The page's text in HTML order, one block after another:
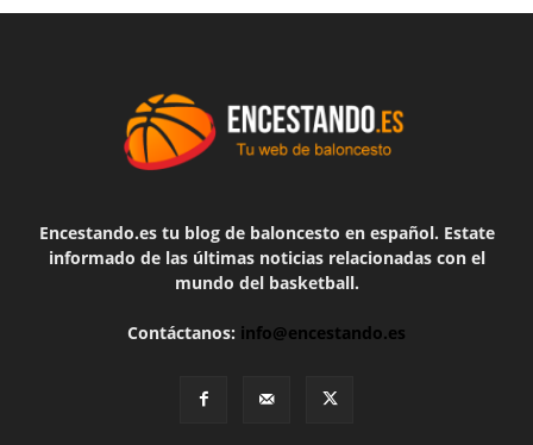
Encestando.es tu blog de baloncesto en español. Estate
informado de las últimas noticias relacionadas con el
mundo del basketball.
Contáctanos: info@encestando.es